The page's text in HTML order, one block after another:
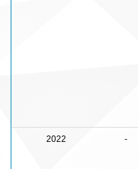
2022 -